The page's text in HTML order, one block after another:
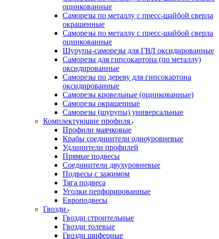
оцинкованные
Саморезы по металлу с пресс-шайбой сверла
окрашенные
Саморезы по металлу с пресс-шайбой сверла
оцинкованные
Шурупы-саморезы для ГВЛ оксидированные
Саморезы для гипсокартона (по металлу)
оксидированные
Саморезы по дереву для гипсокартона
оксидированные
Саморезы кровельные (оцинкованные)
Саморезы окрашенные
Саморезы (шурупы) универсальные
Комплектующие профиля
Профили маячковые
Крабы соединители одноуровневые
Удлинители профилей
Прямые подвесы
Соединители двухуровневые
Подвесы с зажимом
Тяга подвеса
Уголки перфорированные
Европодвесы
Гвозди
Гвозди строительные
Гвозди толевые
Гвозди шиферные